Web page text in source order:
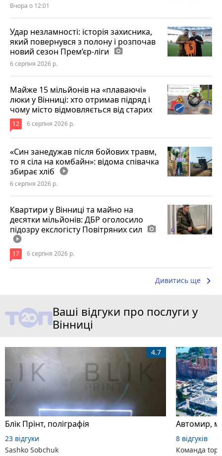
Вчора о 12:01
Удар незламності: історія захисника,
який повернувся з полону і розпочав
новий сезон Прем’єр-ліги photo_camera
6 серпня 2026 р.
Майже 15 мільйонів на «плаваючі»
люки у Вінниці: хто отримав підряд і
чому місто відмовляється від старих
12 6 серпня 2026 р.
«Син занедужав після бойових травм,
то я сіла на комбайн»: відома співачка
збирає хліб play_circle_filled
6 серпня 2026 р.
Квартири у Вінниці та майно на
десятки мільйонів: ДБР оголосило
підозру екслогісту Повітряних сил photo_camera
play_circle_filled
17 6 серпня 2026 р.
Дивитись ще keyboard_arrow_right
Ваші відгуки про послуги у
Вінниці
Блік Прінт, поліграфія
4.7
23 відгуки
Sashko Sobchuk
8 відгуків
Команда